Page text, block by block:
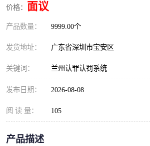
价格： 面议
产品数量： 9999.00个
发货地址： 广东省深圳市宝安区
关键词： 兰州认罪认罚系统
发布日期： 2026-08-08
阅 读 量： 105
产品描述